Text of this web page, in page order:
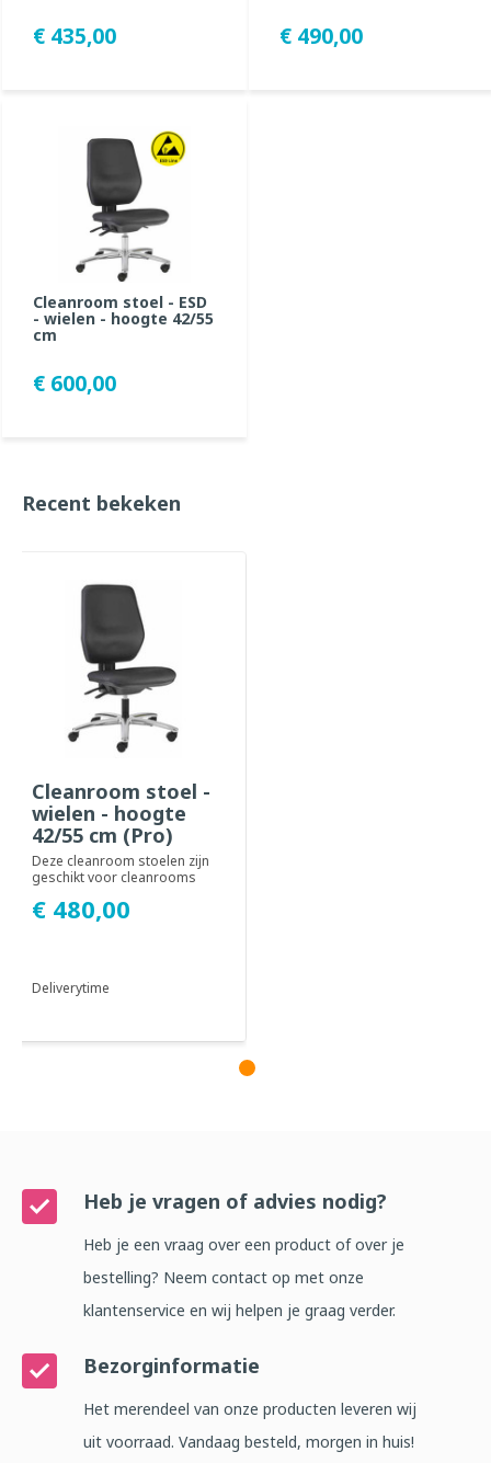
€ 435,00 € 490,00
Cleanroom stoel - ESD
- wielen - hoogte 42/55
cm
€ 600,00
Recent bekeken
Cleanroom stoel -
wielen - hoogte
42/55 cm (Pro)
Deze cleanroom stoelen zijn
geschikt voor cleanrooms
kenmerken z...
€ 480,00
Deliverytime
Heb je vragen of advies nodig?
Heb je een vraag over een product of over je
bestelling? Neem contact op met onze
klantenservice en wij helpen je graag verder.
Bezorginformatie
Het merendeel van onze producten leveren wij
uit voorraad. Vandaag besteld, morgen in huis!